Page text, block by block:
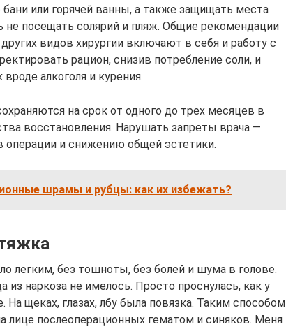
или горячей ванны, а также защищать места
не посещать солярий и пляж. Общие рекомендации
видов хирургии включают в себя и работу с
рацион, снизив потребление соли, и
алкоголя и курения.
на срок от одного до трех месяцев в
восстановления. Нарушать запреты врача —
и снижению общей эстетики.
шрамы и рубцы: как их избежать?
легким, без тошноты, без болей и шума в голове.
из наркоза не имелось. Просто проснулась, как у
щеках, глазах, лбу была повязка. Таким способом
лице послеоперационных гематом и синяков. Меня